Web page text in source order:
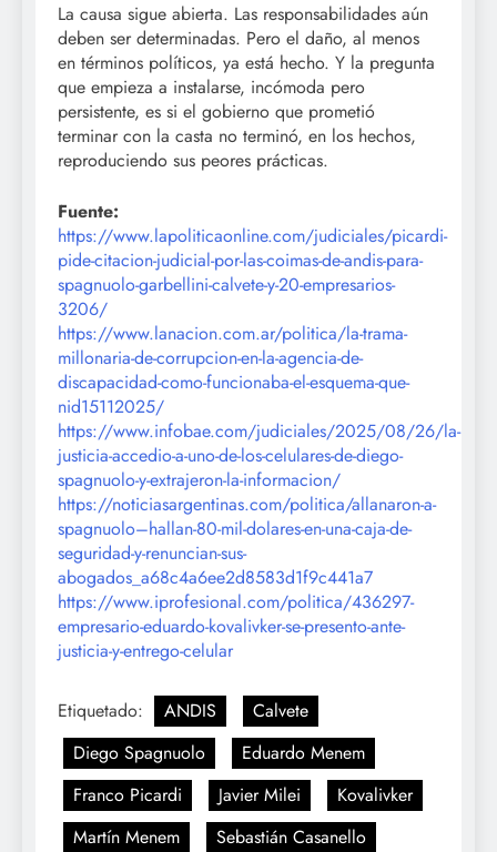
La causa sigue abierta. Las responsabilidades aún
deben ser determinadas. Pero el daño, al menos
en términos políticos, ya está hecho. Y la pregunta
que empieza a instalarse, incómoda pero
persistente, es si el gobierno que prometió
terminar con la casta no terminó, en los hechos,
reproduciendo sus peores prácticas.
Fuente:
https://www.lapoliticaonline.com/judiciales/picardi-
pide-citacion-judicial-por-las-coimas-de-andis-para-
spagnuolo-garbellini-calvete-y-20-empresarios-
3206/
https://www.lanacion.com.ar/politica/la-trama-
millonaria-de-corrupcion-en-la-agencia-de-
discapacidad-como-funcionaba-el-esquema-que-
nid15112025/
https://www.infobae.com/judiciales/2025/08/26/la-
justicia-accedio-a-uno-de-los-celulares-de-diego-
spagnuolo-y-extrajeron-la-informacion/
https://noticiasargentinas.com/politica/allanaron-a-
spagnuolo–hallan-80-mil-dolares-en-una-caja-de-
seguridad-y-renuncian-sus-
abogados_a68c4a6ee2d8583d1f9c441a7
https://www.iprofesional.com/politica/436297-
empresario-eduardo-kovalivker-se-presento-ante-
justicia-y-entrego-celular
Etiquetado: ANDIS
Calvete
Diego Spagnuolo
Eduardo Menem
Franco Picardi
Javier Milei
Kovalivker
Martín Menem
Sebastián Casanello